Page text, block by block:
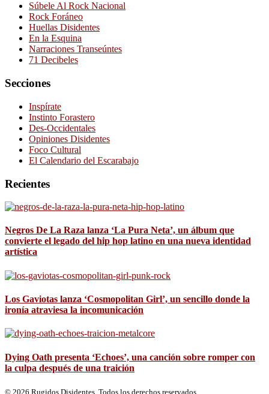
Súbele Al Rock Nacional
Rock Foráneo
Huellas Disidentes
En la Esquina
Narraciones Transeúntes
71 Decibeles
Secciones
Inspírate
Instinto Forastero
Des-Occidentales
Opiniones Disidentes
Foco Cultural
El Calendario del Escarabajo
Recientes
Negros De La Raza lanza ‘La Pura Neta’, un álbum que
convierte el legado del hip hop latino en una nueva identidad
artística
Los Gaviotas lanza ‘Cosmopolitan Girl’, un sencillo donde la
ironía atraviesa la incomunicación
Dying Oath presenta ‘Echoes’, una canción sobre romper con
la culpa después de una traición
© 2026 Rugidos Disidentes. Todos los derechos reservados.